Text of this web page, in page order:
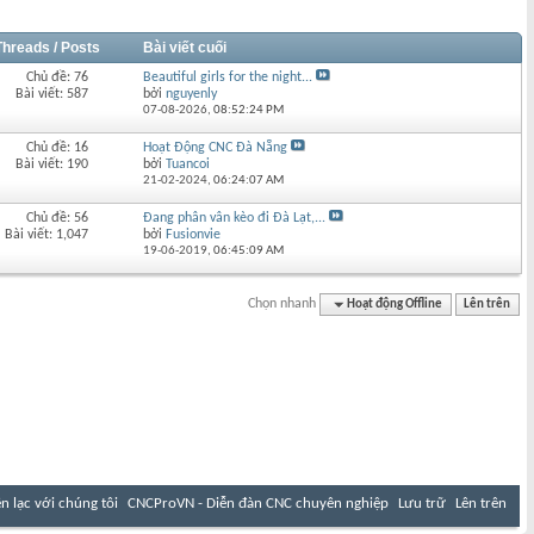
/ Posts Bài viết cuối
Chủ đề: 76
Bài viết: 587
Beautiful girls for the night...
bởinguyenly
07-08-2026,08:52:24 PM
Chủ đề: 16
Bài viết: 190
Hoạt Động CNC Đà Nẵng
bởiTuancoi
21-02-2024,06:24:07 AM
Chủ đề: 56
Bài viết: 1,047
Đang phân vân kèo đi Đà Lạt,...
bởi Fusionvie
19-06-2019,06:45:09 AM
Chọn nhanh Hoạt động Offline Lên trên
lạc với chúng tôi CNCProVN - Diễn đàn CNC chuyên nghiệp Lưu trữ Lên trên